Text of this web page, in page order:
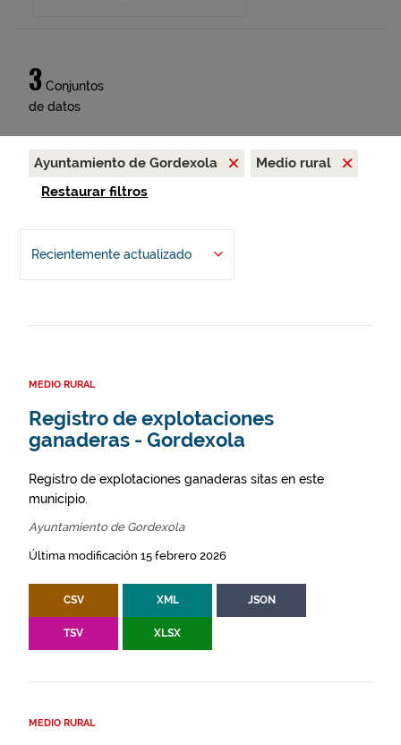
3 Conjuntos
de datos
Ayuntamiento de Gordexola
Medio rural
Restaurar filtros
Recientemente actualizado
MEDIO RURAL
Registro de explotaciones
ganaderas - Gordexola
Registro de explotaciones ganaderas sitas en este
municipio.
Ayuntamiento de Gordexola
Última modificación 15 febrero 2026
CSV XML JSON
TSV XLSX
MEDIO RURAL